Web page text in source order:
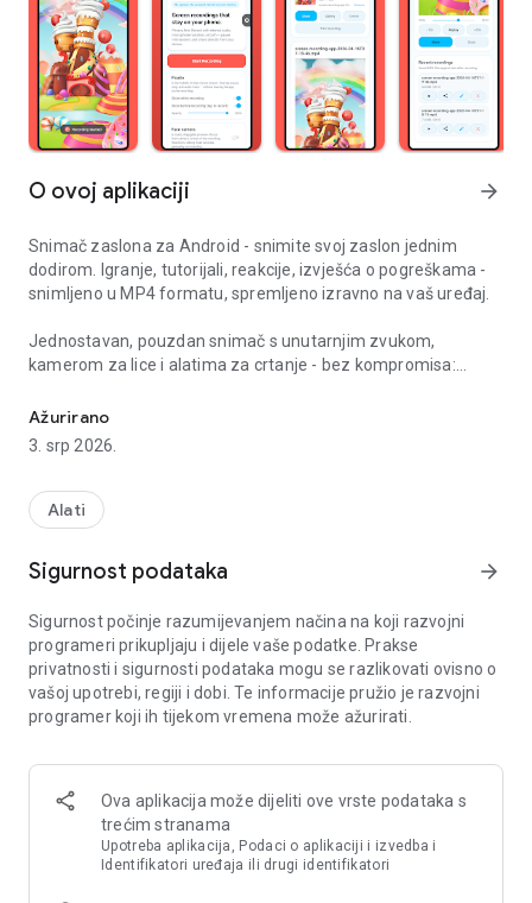
O ovoj aplikaciji arrow_forward
Snimač zaslona za Android - snimite svoj zaslon jednim
dodirom. Igranje, tutorijali, reakcije, izvješća o pogreškama -
snimljeno u MP4 formatu, spremljeno izravno na vaš uređaj.
Jednostavan, pouzdan snimač s unutarnjim zvukom,
kamerom za lice i alatima za crtanje - bez kompromisa:
• Bez vodenog žiga
• Bez oglasa
• Bez pretplate, bez registracije, bez računa
• Dostupno na 22 jezika
GALAXY READY
Samsung Galaxy, Pixel, Xiaomi, OnePlus i svaki veći Android
brend.
• Telefon i tablet - snimač jednim dodirom, portretni ili
pejzažni način, pregled vaših isječaka u retku
• Android TV - izvorni raspored D-pada s prekidačima za
SNIMANJE OSNOVE
• Snimite bilo koju aplikaciju ili početni zaslon kao
visokokvalitetni MP4
• Do 1080p pri 60 fps, brzina prijenosa do 100 Mbps
Ažurirano
3. srp 2026.
Alati
Sigurnost podataka arrow_forward
Sigurnost počinje razumijevanjem načina na koji razvojni
programeri prikupljaju i dijele vaše podatke. Prakse
privatnosti i sigurnosti podataka mogu se razlikovati ovisno o
vašoj upotrebi, regiji i dobi. Te informacije pružio je razvojni
programer koji ih tijekom vremena može ažurirati.
Ova aplikacija može dijeliti ove vrste podataka s
trećim stranama
Upotreba aplikacija, Podaci o aplikaciji i izvedba i
Identifikatori uređaja ili drugi identifikatori